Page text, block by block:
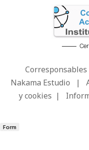
Nakama Estudio |
y cookies |
Form